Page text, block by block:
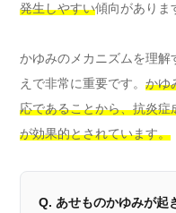
発生しやすい傾向がありま
かゆみのメカニズムを理解
えで非常に重要です。 かゆ
応であることから、抗炎
が効果的とされています。
Q. あせものかゆみが起